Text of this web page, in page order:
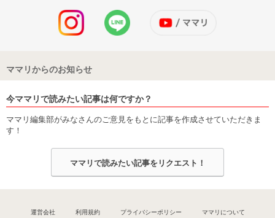
ママリからのお知らせ
今ママリで読みたい記事は何ですか？
ママリ編集部がみなさんのご意見をもとに記事を作成させていただきま
す！
ママリで読みたい記事をリクエスト！
運営会社 利用規約 プライバシーポリシー ママリについて